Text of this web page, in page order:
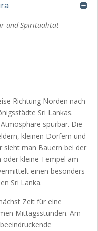
und Spiritualität
Richtung Norden nach
Sri Lankas.
spürbar. Die
kleinen Dörfern und
sieht man Bauern bei der
oder kleine Tempel am
einen besonders
Sri Lanka.
Zeit für eine
Mittagsstunden. Am